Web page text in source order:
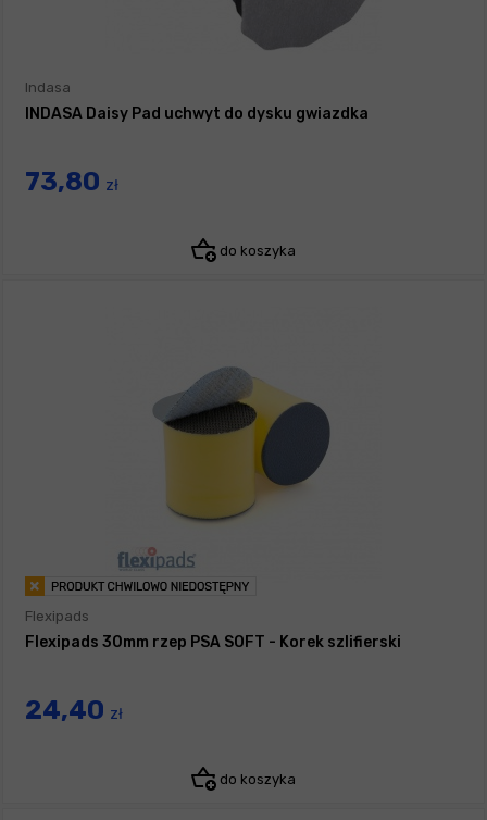
Indasa
INDASA Daisy Pad uchwyt do dysku gwiazdka
73,80 zł
do koszyka
Flexipads
Flexipads 30mm rzep PSA SOFT - Korek szlifierski
24,40 zł
do koszyka